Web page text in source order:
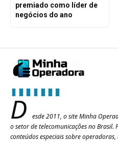
premiado como líder de
negócios do ano
D
esde 2011, o site Minha
o setor de telecomunicações no Brasil.
conteúdos especiais sobre